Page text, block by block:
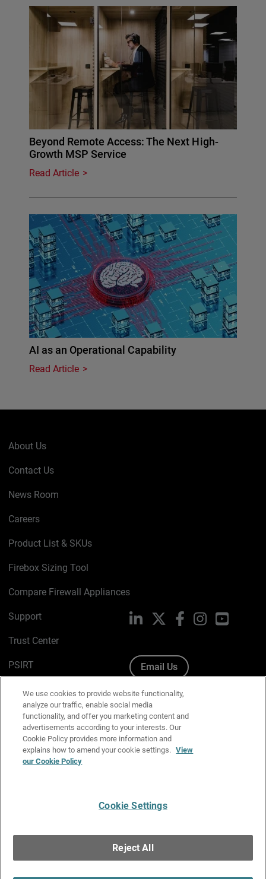
Beyond Remote Access: The Next High-
Growth MSP Service
Read Article
AI as an Operational Capability
Read Article
About Us
Contact Us
News Room
Careers
Product List & SKUs
Firebox Sizing Tool
Compare Firewall Appliances
Support
Trust Center
PSIRT
Cookie Policy
Privacy Policy
Media & Brand Kit
Manage Email Preferences
LinkedIn FacebookInstagramYouTube
Email Us
Rights Reserved.
We use cookies to provide website functionality,
analyze our traffic, enable social media
functionality, and offer you marketing content and
advertisements according to your interests. Our
Cookie Policy provides more information and
explains how to amend your cookie settings. View
our Cookie Policy
Cookie Settings
Reject All